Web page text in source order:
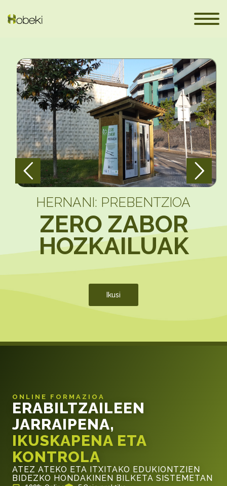
eus
ZERO ZABOR
HOZKAILUAK
Ikusi
HERNANI: PREBENTZIOA
ONLINE FORMAZIOA
ERABILTZAILEEN
JARRAIPENA,
IKUSKAPENA ETA
KONTROLA
ATEZ ATEKO ETA ITXITAKO EDUKIONTZIEN
BIDEZKO HONDAKINEN BILKETA SISTEMETAN